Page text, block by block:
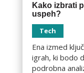
Kako izbrati
uspeh?
Tech
Ena izmed
igrah, ki bodo
podrobna